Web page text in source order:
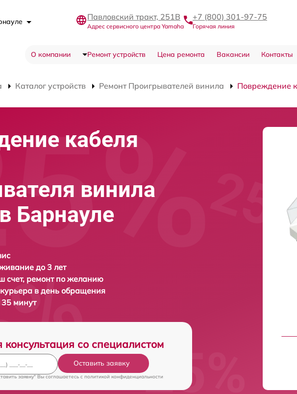
Павловский тракт, 251В
Адрес сервисного центра Yamaha
+7 (800) 301-97-75
Горячая линия
О компании Ремонт устройств Цена ремонта Вакансии Контакты
Каталог устройств Ремонт Проигрывателей винила Повреждение
кабеля
винила
Барнауле
до 3 лет
счет, ремонт по желанию
в день обращения
35 минут
консультация со специалистом
Оставить заявку
заявку" Вы соглашаетесь c политикой конфиденциальности